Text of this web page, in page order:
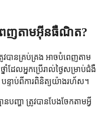
ពេញតាមអ៊ីនធឺណិត?
វបានគ្រប់គ្រង អាចបំពេញតាម
ែលអ្នកប្រើរាល់ថ្ងៃសម្រាប់ជំងឺ
ញ បន្ទាប់ពីការពិនិត្យយ៉ាងរហ័ស។
បញ្ហា ត្រូវបានបែងចែកតាមអ្វី